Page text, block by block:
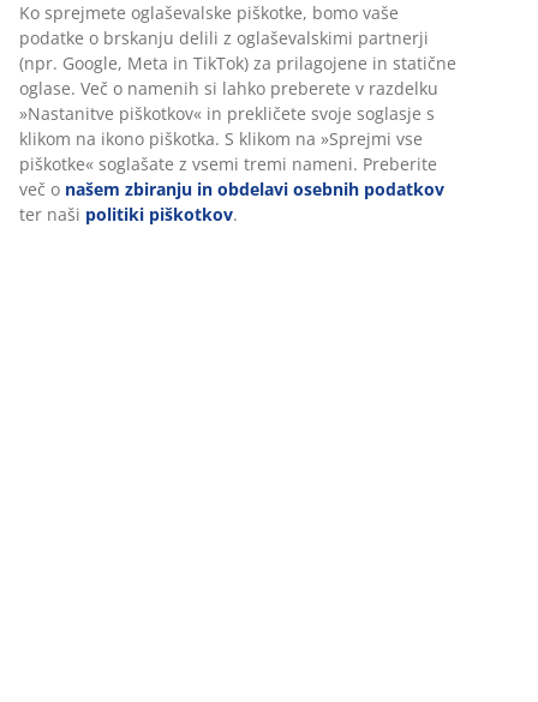
Komplet sestavljajo:
Podatki o izdelku
Ocene
Ko sprejmete oglaševalske piškotke, bomo vaše
podatke o brskanju delili z oglaševalskimi partnerji
(npr. Google, Meta in TikTok) za prilagojene in statične
oglase. Več o namenih si lahko preberete v razdelku
»Nastanitve piškotkov« in prekličete svoje soglasje s
klikom na ikono piškotka. S klikom na »Sprejmi vse
piškotke« soglašate z vsemi tremi nameni. Preberite
več o našem zbiranju in obdelavi osebnih podatkov
ter naši politiki piškotkov.